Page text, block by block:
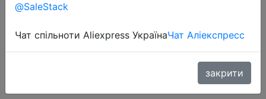
Слідкуйте за знижками на мобільному, в телеграм
@SaleStack
Чат спільноти Aliexpress УкраїнаЧат Аліекспресс
закрити